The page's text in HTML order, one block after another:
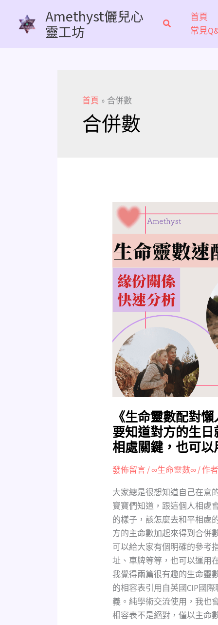
Amethyst儷兒心
靈工坊
首頁
常見
首頁 合併數
合併數
《生命靈數配對
要知道對方的生
相處關鍵，也可
發佈留言/∞生命靈數∞/ 作
大家總是很想知道自己在意
寶寶們知道，跟這個人相處
的樣子，該怎麼去和平相處
方的主命數加起來得到合併
可以給大家有個明確的參考
址、車牌等等，也可以運用
我覺得兩篇很有趣的生命靈
的相容表引用自英國CIP國
義。純學術交流使用，我也
相容表不是絕對，僅以主命
《生
命
靈
數
配
對
懶
人
包》
適
用
於
所
有
對
只
要
知
道
對
方
的
生
日
就
可
以
得
知
能
量